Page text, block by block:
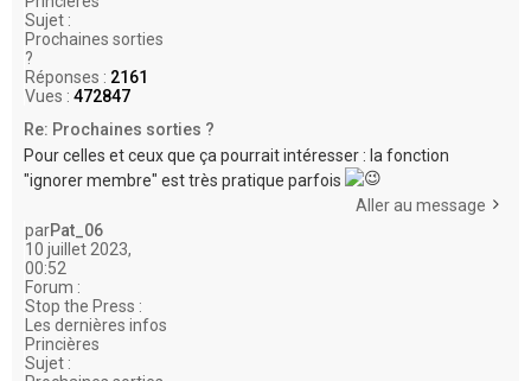
Sujet :
Prochaines sorties
?
Réponses : 2161
Vues : 472847
Re: Prochaines sorties ?
Pour celles et ceux que ça pourrait intéresser : la fonction
"ignorer membre" est très pratique parfois
Aller au message
parPat_06
10 juillet 2023,
00:52
Forum :
Stop the Press :
Les dernières infos
Princières
Sujet :